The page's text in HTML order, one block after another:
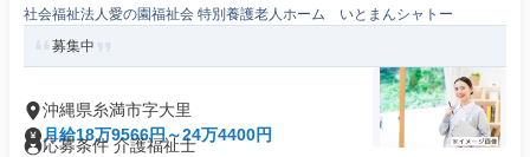
社会福祉法人愛の園福祉会 特別養護老人ホーム いとまんシャトー
募集中
沖縄県糸満市字大里
月給18万9566円～24万4400円
応募条件 介護福祉士